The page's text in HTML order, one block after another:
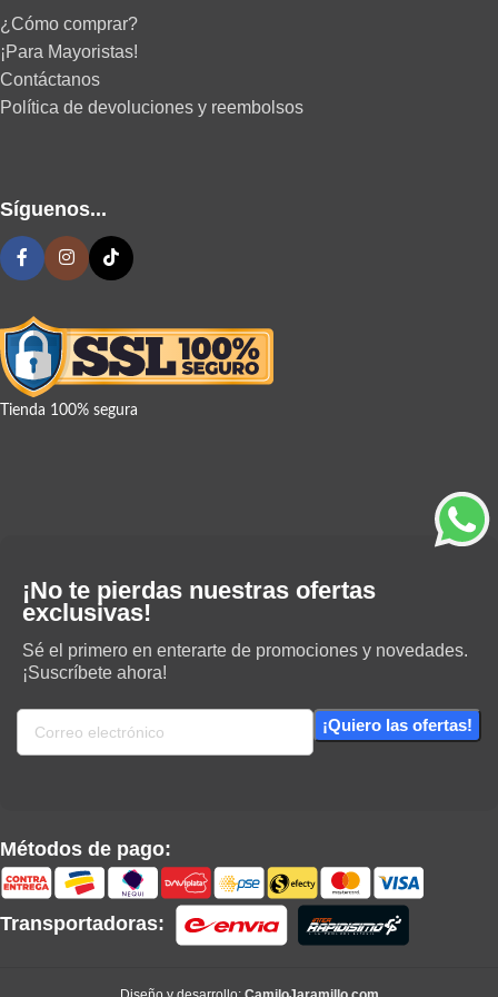
¿Cómo comprar?
¡Para Mayoristas!
Contáctanos
Política de devoluciones y reembolsos
Síguenos...
Tienda 100% segura
¡No te pierdas nuestras ofertas
exclusivas!
Sé el primero en enterarte de promociones y novedades.
¡Suscríbete ahora!
Métodos de pago:
Transportadoras: